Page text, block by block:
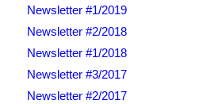
Newsletter #1/2019
Newsletter #2/2018
Newsletter #1/2018
Newsletter #3/2017
Newsletter #2/2017